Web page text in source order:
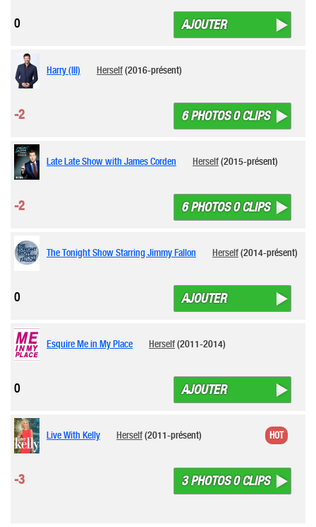
AJOUTER
0
Harry (III) Herself(2016-présent)
6 PHOTOS 0 CLIPS
-2
Late Late Show with James Corden Herself(2015-présent)
6 PHOTOS 0 CLIPS
-2
The Tonight Show Starring Jimmy Fallon Herself(2014-présent)
AJOUTER
0
Esquire Me in My Place Herself(2011-2014)
AJOUTER
0
Live With Kelly Herself(2011-présent)
3 PHOTOS 0 CLIPS
-3
HOT